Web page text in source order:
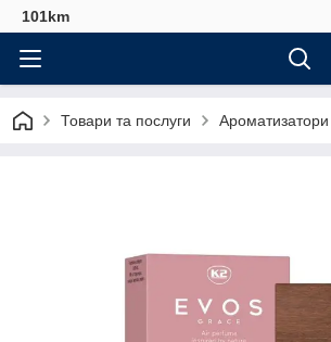
101km
Товари та послуги Ароматизатори